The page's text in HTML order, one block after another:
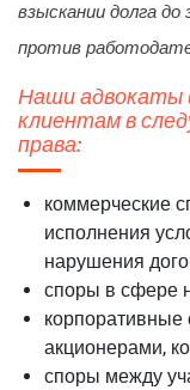
взыскании долга
против
Наши
клиентам в
права:
коммерческие
исполнения
нарушения
споры в сфере
акционерами,
споры между